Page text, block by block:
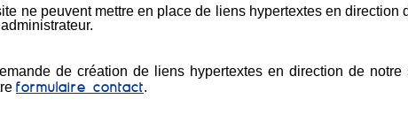
ne peuvent mettre en place de liens hypertextes en
de création de liens hypertextes en direction de
formulaire contact.